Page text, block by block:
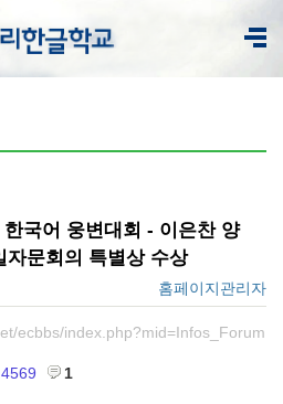
국어 웅변대회 - 이은찬 양
자문회의 특별상 수상
홈페이지관리자
ecbbs/index.php?mid=Infos_Forum
4569 1